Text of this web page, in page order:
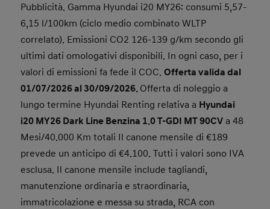
Pubblicità. Gamma Hyundai i20 MY26: consumi 5,57-
6,15 l/100km (ciclo medio combinato WLTP
correlato). Emissioni CO2 126-139 g/km secondo gli
ultimi dati omologativi disponibili. In ogni caso, per i
valori di emissioni fa fede il COC.Offerta valida dal
01/07/2026 al 30/09/2026. Offerta di noleggio a
lungo termine Hyundai Renting relativa a Hyundai
i20 MY26 Dark Line Benzina 1.0 T-GDI MT 90CV a 48
Mesi/40.000 Km totali Il canone mensile di €189
prevede un anticipo di €4.100. Tutti i valori sono IVA
esclusa. Il canone mensile include tagliandi,
manutenzione ordinaria e straordinaria,
immatricolazione e messa su strada, RCA con